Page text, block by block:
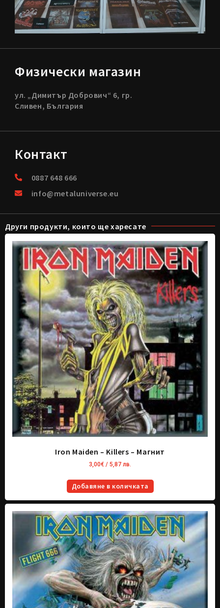
Физически магазин
ул. „Димитър Добрович“ 6, гр.
Сливен, България
Контакт
0887 648 666
info@metaluniverse.eu
Други продукти, които ще харесате
Iron Maiden – Killers – Магнит
3,00€ / 5,87 лв.
Добавяне в количката